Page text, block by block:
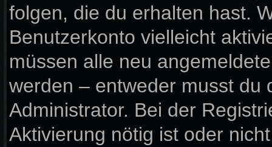
folgen, die du erhalten hast.
Benutzerkonto vielleicht
müssen alle neu
werden – entweder musst du
Administrator. Bei der
Aktivierung nötig ist oder